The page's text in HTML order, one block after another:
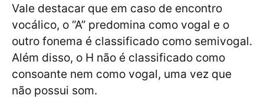
Vale destacar que em caso de encontro
vocálico, o “A” predomina como vogal e o
outro fonema é classificado como semivogal.
Além disso, o H não é classificado como
consoante nem como vogal, uma vez que
não possui som.